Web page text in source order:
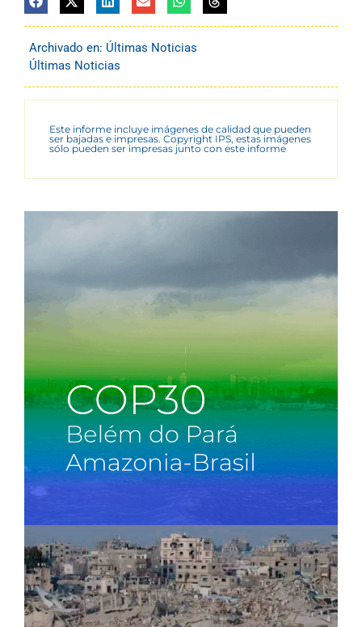
Archivado en: Últimas Noticias
Últimas Noticias
Este informe incluye imágenes de calidad que pueden
ser bajadas e impresas. Copyright IPS, estas imágenes
sólo pueden ser impresas junto con este informe